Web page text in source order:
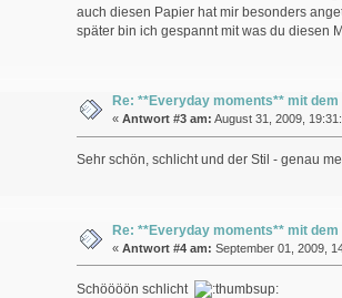
auch diesen Papier hat mir besonders
später bin ich gespannt mit was du diesen
Re: **Everyday moments** mit
« Antwort #3 am: August 31, 2009,
Sehr schön, schlicht und der Stil - genau
Re: **Everyday moments** mit
« Antwort #4 am: September 01, 2009,
Schöööön schlicht